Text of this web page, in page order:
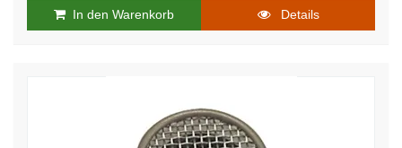
In den Warenkorb Details